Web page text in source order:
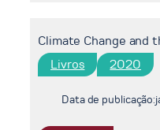
e
Tarifação
Dinâmica
no
Sistema
Climate Change and
Livros 2020
Data de publicação: